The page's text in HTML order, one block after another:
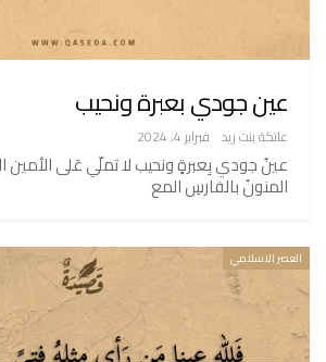
عين جودي بعبرة ونحيب
عاتكة بنت زيد فبراير 4, 2024
عينُ جودي بِعبرةٍ ونحيب لا تملّي عَلى الأمين
المنونُ بالفارسِ المع
العصر الاسلامي